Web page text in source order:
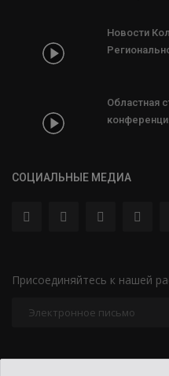
Новости
Областная
СОЦИАЛЬНЫЕ МЕДИА
Присоединяйтесь к нашей